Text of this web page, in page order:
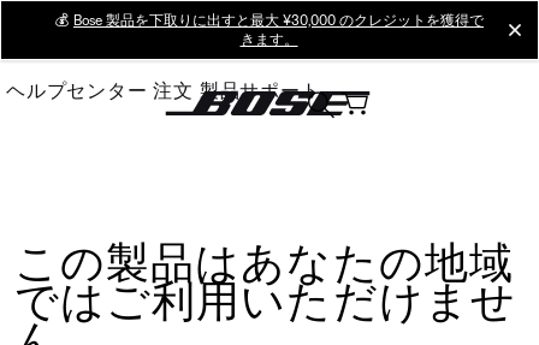
Main
💰 Bose 製品を下取りに出すと最大 ¥30,000 のクレジットを獲得で
きます。
ヘルプセンター 注文 製品サポート
この製品はあなたの地域
ではご利用いただけませ
ん